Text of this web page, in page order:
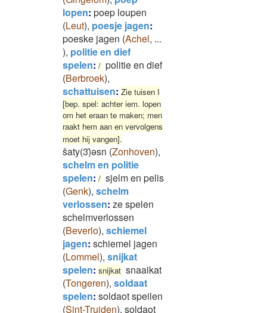
lopen: poep loupen
(Leut), poesje jagen:
poeske jagen (Achel, ...
), politie en dief
spelen: / politie en dief
(Berbroek),
schattuisen: Zie tuisen I
[bep. spel: achter iem. lopen
om het eraan te maken; men
raakt hem aan en vervolgens
moet hij vangen].
šaty(3)̄əsn (Zonhoven),
schelm en politie
spelen: / sjelm en pelis
(Genk), schelm
verlossen: ze spelen
schelmverlossen
(Beverlo), schiemel
jagen: schiemel jagen
(Lommel), snijkat
spelen: snijkat snaaikat
(Tongeren), soldaat
spelen: soldaot speilen
(Sint-Truiden), soldaot